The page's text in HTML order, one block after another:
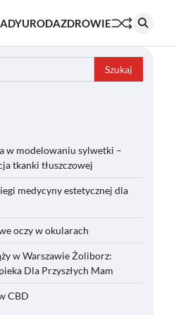
URODAZDROWIE
w modelowaniu sylwetki –
tkanki tłuszczowej
medycyny estetycznej dla
oczy w okularach
w Warszawie Żoliborz:
Dla Przyszłych Mam
CBD